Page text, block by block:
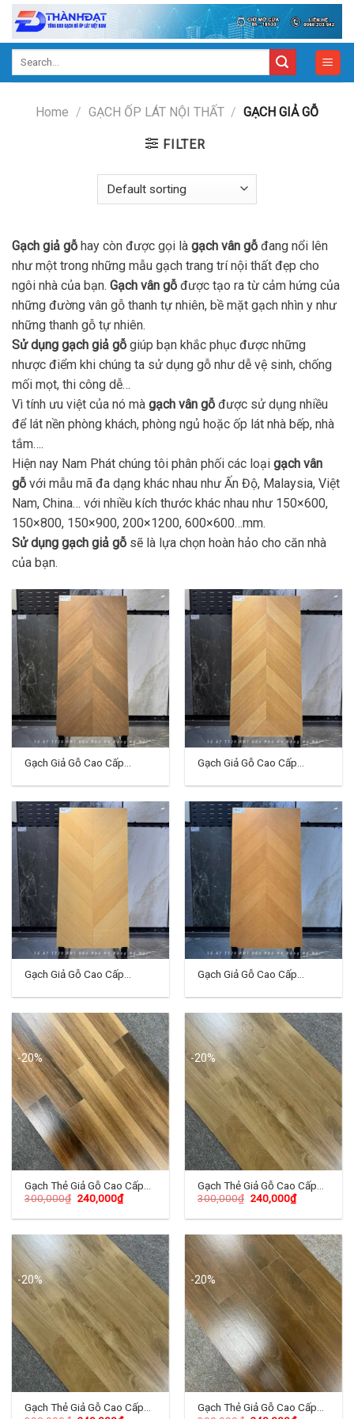
Skip
content
Home / GẠCH ỐP LÁT NỘI THẤT / GẠCH GIẢ GỖ
FILTER
Gạch giả gỗ hay còn được gọi là gạch vân gỗ đang nổi lên
như một trong những mẫu gạch trang trí nội thất đẹp cho
ngôi nhà của bạn. Gạch vân gỗ được tạo ra từ cảm hứng của
những đường vân gỗ thanh tự nhiên, bề mặt gạch nhìn y như
những thanh gỗ tự nhiên.
Sử dụng gạch giả gỗ giúp bạn khắc phục được những
nhược điểm khi chúng ta sử dụng gỗ như dễ vệ sinh, chống
mối mọt, thi công dễ…
Vì tính ưu việt của nó mà gạch vân gỗ được sử dụng nhiều
để lát nền phòng khách, phòng ngủ hoặc ốp lát nhà bếp, nhà
tắm….
Hiện nay Nam Phát chúng tôi phân phối các loại gạch vân
gỗ với mẫu mã đa dạng khác nhau như Ấn Độ, Malaysia, Việt
Nam, China… với nhiều kích thước khác nhau như 150×600,
150×800, 150×900, 200×1200, 600×600…mm.
Sử dụng gạch giả gỗ sẽ là lựa chọn hoàn hảo cho căn nhà
của bạn.
Gạch Giả Gỗ Cao Cấp
Gạch Giả Gỗ Cao Cấp
Gạch Giả Gỗ Cao Cấp
Gạch Giả Gỗ Cao Cấp
-20%
Gạch Thẻ Giả Gỗ Cao Cấp
15×90 (cm) TD-01
300,000₫ 240,000₫
-20%
Gạch Thẻ Giả Gỗ Cao Cấp
15×90 (cm) TD-02
300,000₫ 240,000₫
-20%
Gạch Thẻ Giả Gỗ Cao Cấp
-20%
Gạch Thẻ Giả Gỗ Cao Cấp